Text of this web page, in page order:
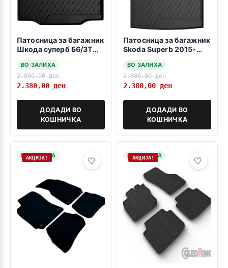
Патосница за багажник
Шкода суперб Б6/3Т
ВО ЗАЛИХА
2.800,00ден
2.380,00 ден
ДОДАДИ ВО
КОШНИЧКА
Патосница за багажник
Skoda Superb 2015-
polozba-
ВО ЗАЛИХА
2.800,00ден
2.380,00 ден
ДОДАДИ ВО
КОШНИЧКА
НА ЗАЛИХА
АКЦИЈА! НА ЗАЛИХА
АКЦИЈА!